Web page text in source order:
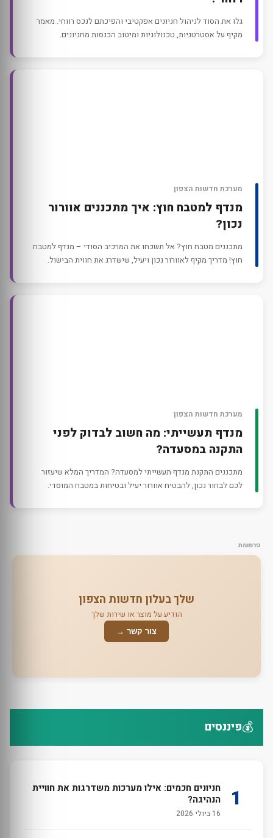
גלו את הסוד לניהול חניונים אפקטיבי והפיכתם לנכס רווחי. מאמר
מקיף על אסטרטגיות, טכנולוגיות ומיטוב הכנסות מחניונים.
מערכת חדשות הצפון
מנדף למטבח חוץ: איך מתכננים אוורור
נכון?
מתכננים מטבח חוץ? אל תשכחו את המרכיב הסודי – מנדף למטבח
חוץ! מדריך מקיף לאוורור נכון ויעיל, שישדרג את חווית הבישול.
מערכת חדשות הצפון
מנדף תעשייתי: מה חשוב לבדוק לפני
התקנה במסעדה?
מתכננים התקנת מנדף תעשייתי למסעדה? המדריך המלא שיעזור
לכם לבחור נכון, להבטיח אוורור יעיל ובטיחות במטבח המוסדי.
פרסומת
שלך בעלון חדשות הצפון
הודיע על מוצר או שירות שלך
צור קשר →
💰פיננסים
1
חניונים חכמים: אילו מערכות משדרגות את חוויית
הנהיגה?
16 ביולי 2026